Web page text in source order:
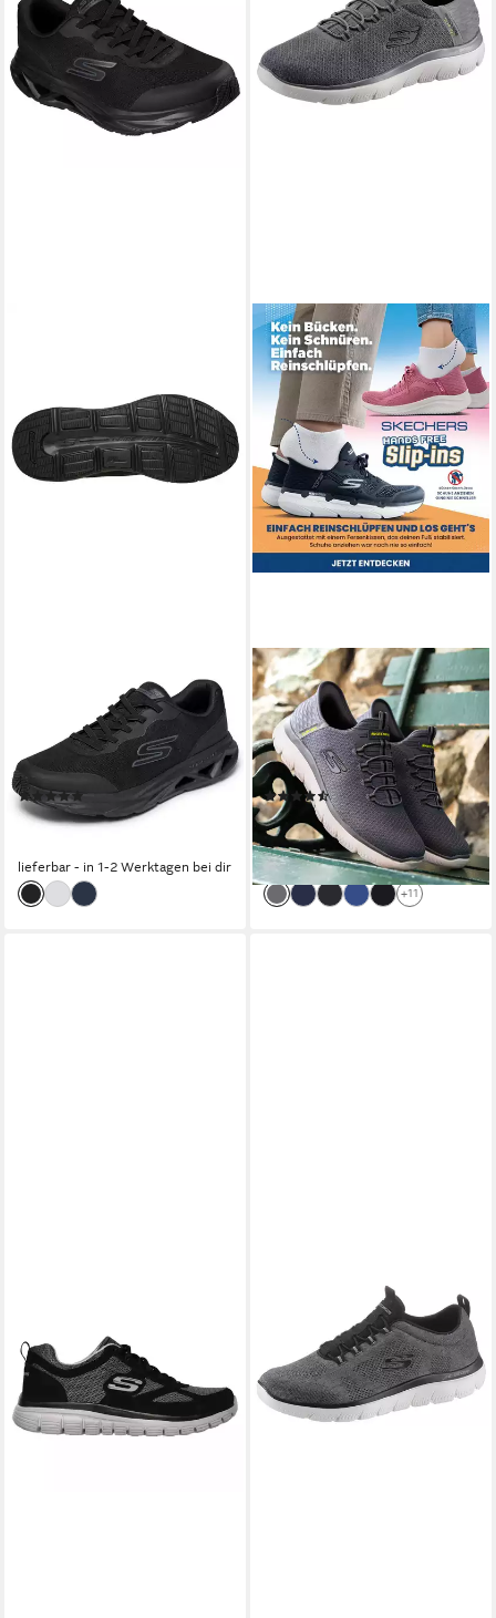
GLIDE-STEP VORTEX-
AVALIN Slip-On Sneaker
Laufschuh, Sportschuh mit
Ultra Light Cushioning
(7)
ab 66,35 € UVP74,95 €
lieferbar - in 1-2 Werktagen bei dir
SKECHERS
SUMMITS-HIGH RANGE Slip-
On Sneaker, Freizeitschuh mit
Slip Ins-Fersenpart für einen
leichten Einstieg
(241)
ab 73,63 € UVP84,95 €
-13%
lieferbar - in 1-2 Werktagen bei dir
+11